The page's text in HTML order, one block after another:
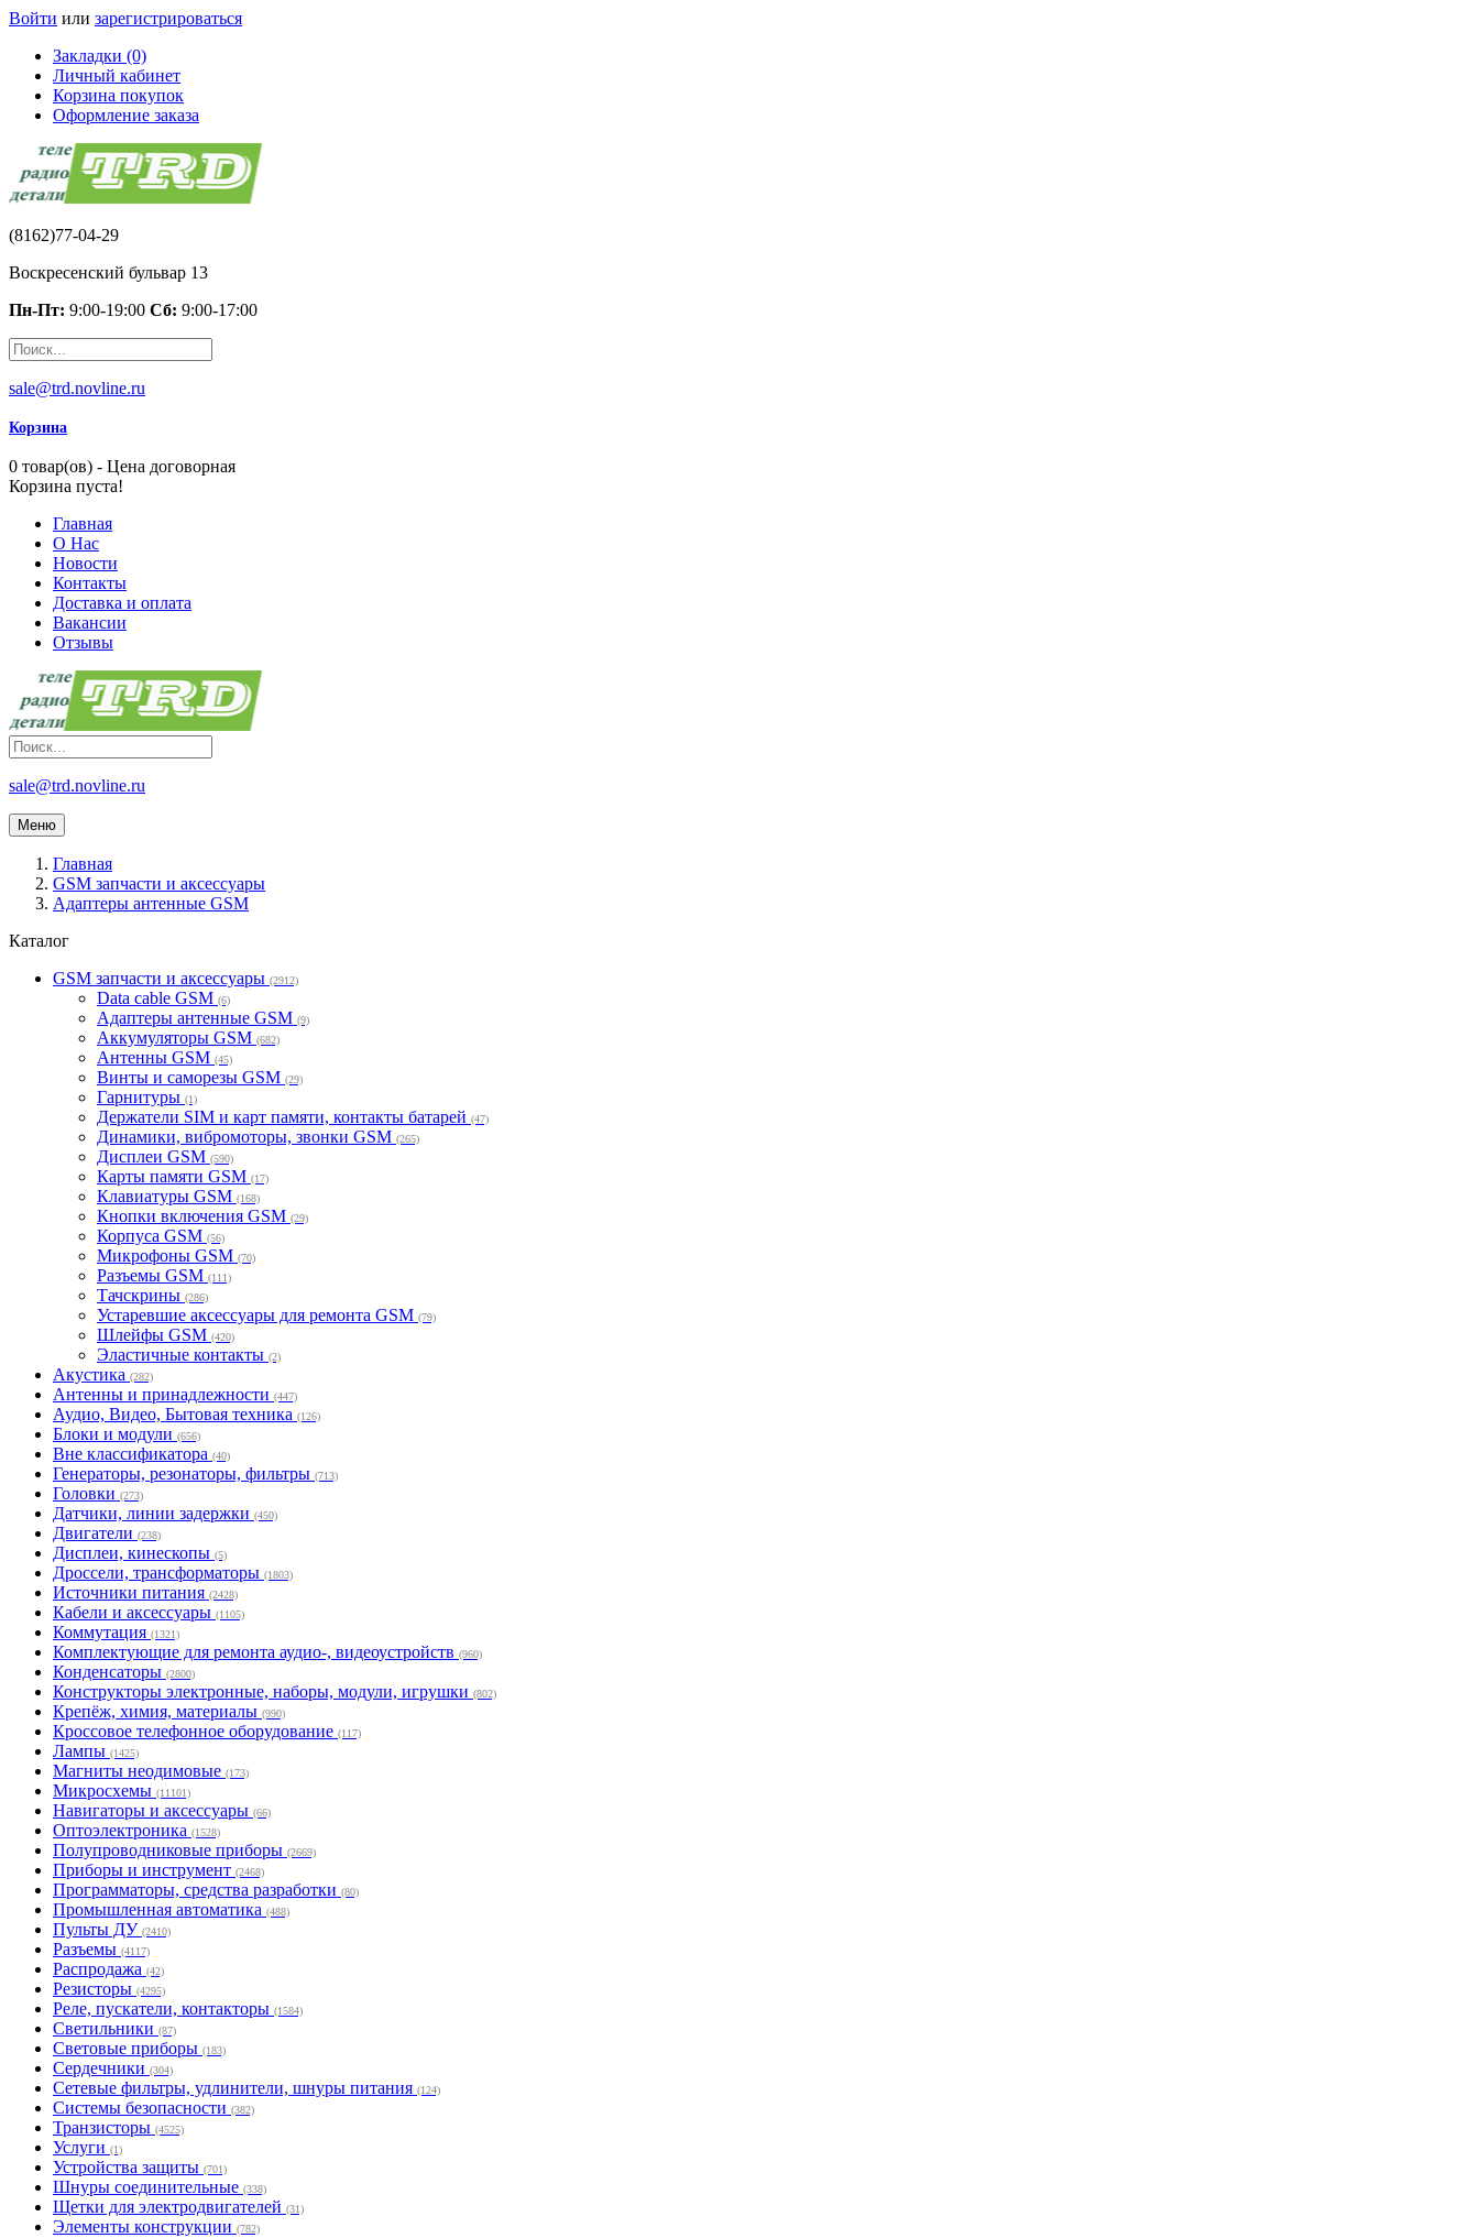
Войти или зарегистрироваться
Закладки (0)
Личный кабинет
Корзина покупок
Оформление заказа
(8162)77-04-29
Воскресенский бульвар 13
Пн-Пт: 9:00-19:00 Сб: 9:00-17:00
sale@trd.novline.ru
Корзина
0 товар(ов) - Цена договорная
Корзина пуста!
Главная
О Нас
Новости
Контакты
Доставка и оплата
Вакансии
Отзывы
sale@trd.novline.ru
Меню
Главная
GSM запчасти и аксессуары
Адаптеры антенные GSM
Каталог
GSM запчасти и аксессуары (2912)
Data cable GSM (6)
Адаптеры антенные GSM (9)
Аккумуляторы GSM (682)
Антенны GSM (45)
Винты и саморезы GSM (29)
Гарнитуры (1)
Держатели SIM и карт памяти, контакты батарей (47)
Динамики, вибромоторы, звонки GSM (265)
Дисплеи GSM (590)
Карты памяти GSM (17)
Клавиатуры GSM (168)
Кнопки включения GSM (29)
Корпуса GSM (56)
Микрофоны GSM (70)
Разъемы GSM (111)
Тачскрины (286)
Устаревшие аксессуары для ремонта GSM (79)
Шлейфы GSM (420)
Эластичные контакты (2)
Акустика (282)
Антенны и принадлежности (447)
Аудио, Видео, Бытовая техника (126)
Блоки и модули (656)
Вне классификатора (40)
Генераторы, резонаторы, фильтры (713)
Головки (273)
Датчики, линии задержки (450)
Двигатели (238)
Дисплеи, кинескопы (5)
Дроссели, трансформаторы (1803)
Источники питания (2428)
Кабели и аксессуары (1105)
Коммутация (1321)
Комплектующие для ремонта аудио-, видеоустройств (960)
Конденсаторы (2800)
Конструкторы электронные, наборы, модули, игрушки (802)
Крепёж, химия, материалы (990)
Кроссовое телефонное оборудование (117)
Лампы (1425)
Магниты неодимовые (173)
Микросхемы (11101)
Навигаторы и аксессуары (66)
Оптоэлектроника (1528)
Полупроводниковые приборы (2669)
Приборы и инструмент (2468)
Программаторы, средства разработки (80)
Промышленная автоматика (488)
Пульты ДУ (2410)
Разъемы (4117)
Распродажа (42)
Резисторы (4295)
Реле, пускатели, контакторы (1584)
Светильники (87)
Световые приборы (183)
Сердечники (304)
Сетевые фильтры, удлинители, шнуры питания (124)
Системы безопасности (382)
Транзисторы (4525)
Услуги (1)
Устройства защиты (701)
Шнуры соединительные (338)
Щетки для электродвигателей (31)
Элементы конструкции (782)